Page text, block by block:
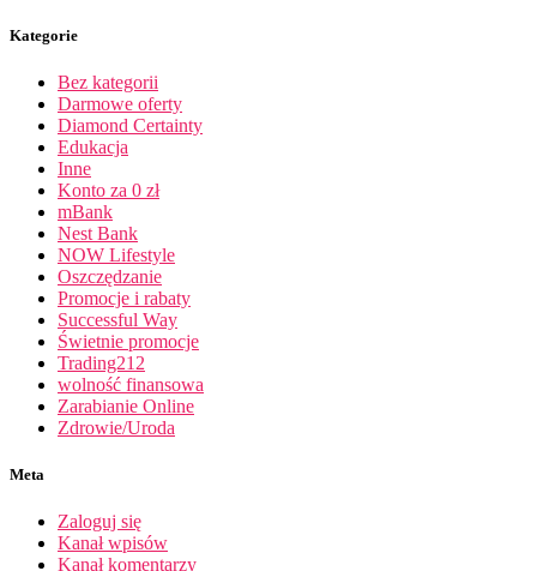
Kategorie
Bez kategorii
Darmowe oferty
Diamond Certainty
Edukacja
Inne
Konto za 0 zł
mBank
Nest Bank
NOW Lifestyle
Oszczędzanie
Promocje i rabaty
Successful Way
Świetnie promocje
Trading212
wolność finansowa
Zarabianie Online
Zdrowie/Uroda
Meta
Zaloguj się
Kanał wpisów
Kanał komentarzy